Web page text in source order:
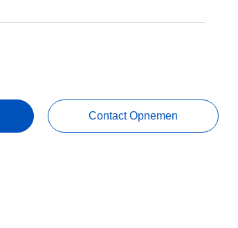
Contact Opnemen